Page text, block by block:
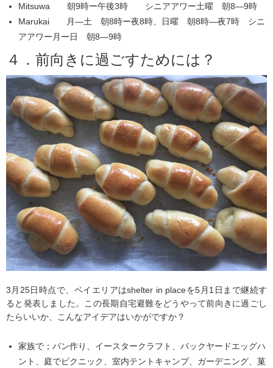
Mitsuwa 朝9時ー午後3時 シニアアワー土曜 朝8―9時
Marukai 月―土 朝8時ー夜8時、日曜 朝8時―夜7時 シニ
アアワー月ー日 朝8―9時
４．前向きに過ごすためには？
3月25日時点で、ベイエリアはshelter in placeを5月1日まで継続す
ると発表しました。この長期自宅避難をどうやって前向きに過ごし
たらいいか、こんなアイデアはいかがですか？
家族で；パン作り、イースタークラフト、バックヤードエッグハ
ント、庭でピクニック、室内テントキャンプ、ガーデニング、菓